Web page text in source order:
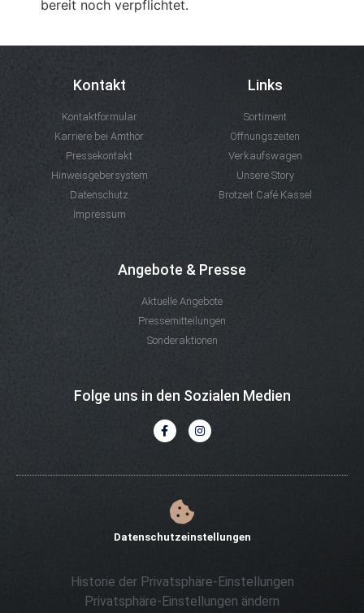
bereit noch verpflichtet.
Kontakt
Kontaktformular
Karriere bei Amthor
Pressekontakt
Hinweisgebersystem
Datenschutz
Impressum
Links
Sortiment
Öffnungszeiten
Verkaufswagen
Unsere Story
Brotzeit Café Kassel
Angebote & Presse
Aktuelle Angebote
Pressemitteilungen
Sonderaktionen
Folge uns in den Sozialen Medien
Datenschutzeinstellungen
Historie der Privatsphäre-Einstellungen
Privatsphäre-Einstellungen ändern